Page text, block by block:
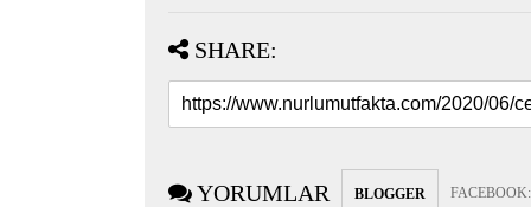
SHARE:
YORUMLAR BLOGGER FACEBOOK: